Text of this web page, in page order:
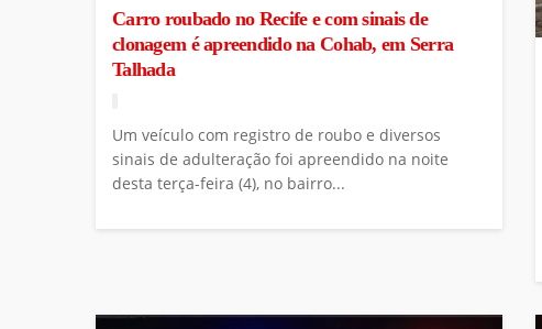
Carro roubado no Recife e com sinais de
clonagem é apreendido na Cohab, em Serra
Talhada
Um veículo com registro de roubo e diversos
sinais de adulteração foi apreendido na noite
desta terça-feira (4), no bairro...